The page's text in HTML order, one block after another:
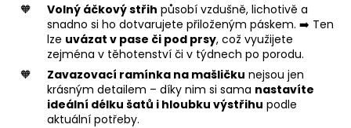
Volný áčkový střih působí vzdušně, lichotivě a
snadno si ho dotvarujete přiloženým páskem. ➡️ Ten
lze uvázat v pase či pod prsy, což využijete
zejména v těhotenství či v týdnech po porodu.
Zavazovací ramínka na mašličku nejsou jen
krásným detailem – díky nim si sama nastavíte
ideální délku šatů i hloubku výstřihu podle
aktuální potřeby.